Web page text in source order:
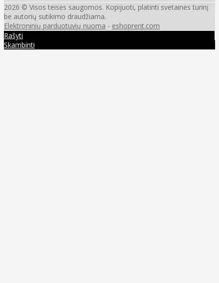
2026 © Visos teisės saugomos. Kopijuoti, platinti svetainės turinį
be autorių sutikimo draudžiama.
Elektroninių parduotuvių nuoma - eshoprent.com
Rašyti
Skambinti